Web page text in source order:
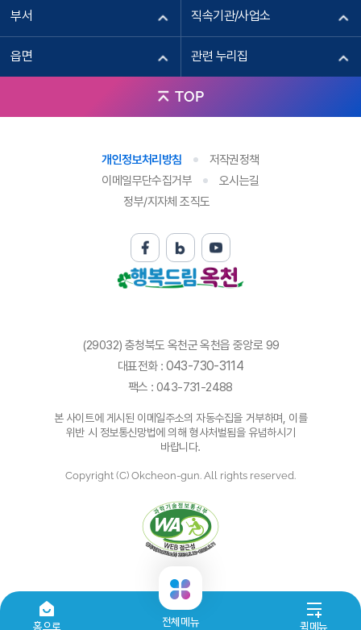
홈으로 전체메뉴 퀵메뉴
부서 직속기관/사업소
읍면 관련 누리집
TOP
개인정보처리방침
저작권정책
이메일무단수집거부
오시는길
정부/지자체 조직도
(29032) 충청북도 옥천군 옥천읍 중앙로 99
대표전화 : 043-730-3114
팩스 : 043-731-2488
본 사이트에 게시된 이메일주소의 자동수집을 거부하며, 이를
위반 시 정보통신망법에 의해 형사처벌됨을 유념하시기
바랍니다.
Copyright (C) Okcheon-gun. All rights reserved.